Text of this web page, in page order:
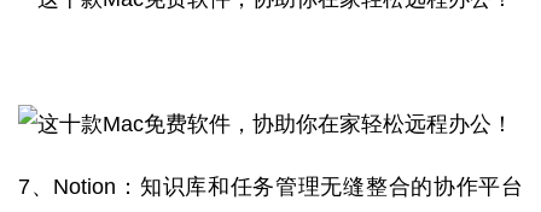
7、 Notion：知识库和任务管理无缝整合的协作平台